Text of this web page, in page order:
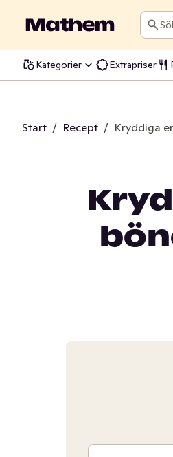
Sök
Kategorier Extrapriser
Start / Recept / Kryddiga